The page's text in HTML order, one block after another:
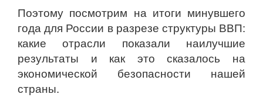
Поэтому посмотрим на итоги минувшего
года для России в разрезе структуры ВВП:
какие отрасли показали наилучшие
результаты и как это сказалось на
экономической безопасности нашей
страны.